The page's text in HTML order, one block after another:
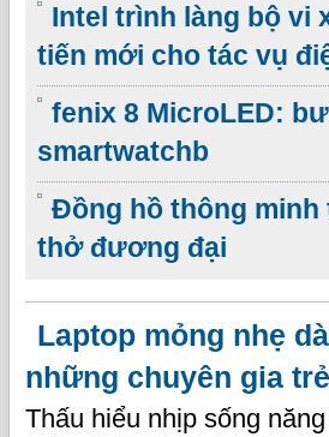
Intel trình làng bộ vi
tiến mới cho tác vụ
fenix 8 MicroLED:
smartwatchb
Đồng hồ thông
thở đương đại
Laptop mỏng nhẹ
những chuyên gia trẻ
Thấu hiểu nhịp sống